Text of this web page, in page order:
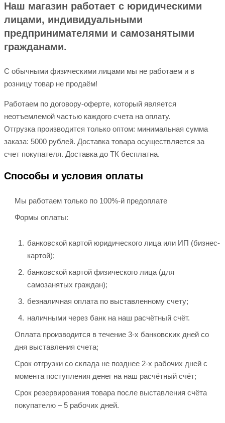
Наш магазин работает с юридическими
лицами, индивидуальными
предпринимателями и самозанятыми
гражданами.
С обычными физическими лицами мы не работаем и в
розницу товар не продаём!
Работаем по договору-оферте, который является
неотъемлемой частью каждого счета на оплату.
Отгрузка производится только оптом: минимальная сумма
заказа: 5000 рублей. Доставка товара осуществляется за
счет покупателя. Доставка до ТК бесплатна.
Способы и условия оплаты
Мы работаем только по 100%-й предоплате
Формы оплаты:
банковской картой юридического лица или ИП (бизнес-
картой);
банковской картой физического лица (для
самозанятых граждан);
безналичная оплата по выставленному счету;
наличными через банк на наш расчётный счёт.
Оплата производится в течение 3-х банковских дней со
дня выставления счета;
Срок отгрузки со склада не позднее 2-х рабочих дней с
момента поступления денег на наш расчётный счёт;
Срок резервирования товара после выставления счёта
покупателю – 5 рабочих дней.